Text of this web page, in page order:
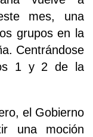
mes, una
grupos en la
Centrándose
1 y 2 de la
el Gobierno
una moción